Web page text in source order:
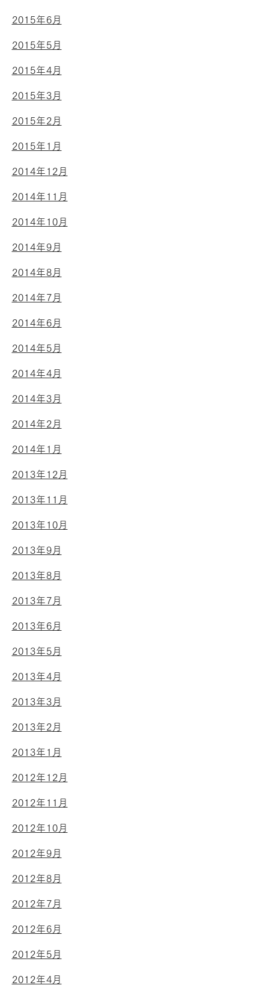
2015年6月
2015年5月
2015年4月
2015年3月
2015年2月
2015年1月
2014年12月
2014年11月
2014年10月
2014年9月
2014年8月
2014年7月
2014年6月
2014年5月
2014年4月
2014年3月
2014年2月
2014年1月
2013年12月
2013年11月
2013年10月
2013年9月
2013年8月
2013年7月
2013年6月
2013年5月
2013年4月
2013年3月
2013年2月
2013年1月
2012年12月
2012年11月
2012年10月
2012年9月
2012年8月
2012年7月
2012年6月
2012年5月
2012年4月